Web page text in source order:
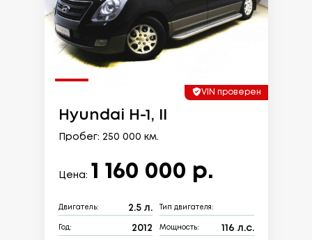
VIN проверен
Hyundai H-1, II
Пробег: 250 000 км.
Цена: 1 160 000 р.
Двигатель: 2.5 л. Тип двигателя:
Год: 2012 Мощность: 116 л.с.